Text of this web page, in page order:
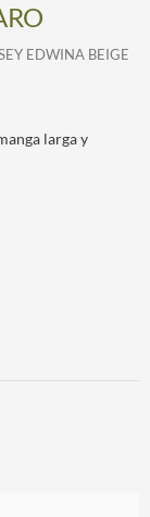
EDWINA BEIGE
larga y